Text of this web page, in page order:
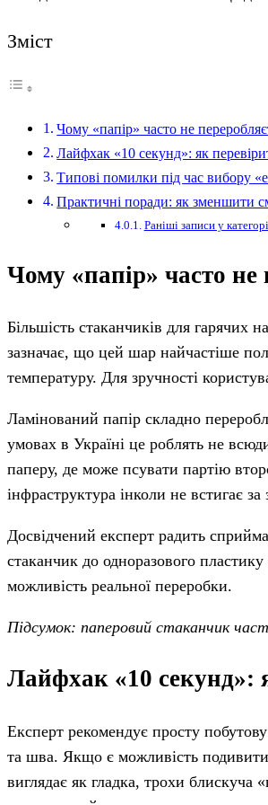
Зміст
Чому «папір» часто не
Лайфхак «10 секунд»: як
Типові помилки під час вибору
Практичні поради: як зменшити
Раніші записи у
Чому «папір» часто не
Більшість стаканчиків для гарячих
зазначає, що цей шар найчастіше
температуру. Для зручності
Ламінований папір складно
умовах в Україні це роблять не
паперу, де може псувати партію
інфраструктура інколи не встигає
Досвідчений експерт радить
стаканчик до одноразового
можливість реальної переробки.
Підсумок: паперовий стаканчик
Лайфхак «10 секунд»:
Експерт рекомендує просту
та шва. Якщо є можливість
виглядає як гладка, трохи